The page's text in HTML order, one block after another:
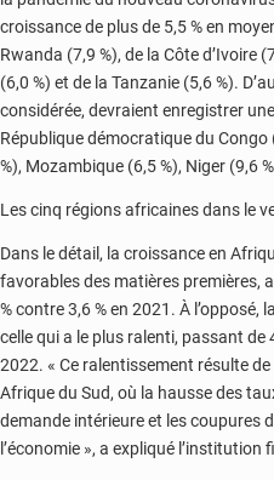
croissance de plus de 5,5 % en
Rwanda (7,9 %), de la Côte d’Ivoire
(6,0 %) et de la Tanzanie (5,6 %).
considérée, devraient enregistrer
République démocratique du Congo
%), Mozambique (6,5 %), Niger (9,6
Les cinq régions africaines dans le
Dans le détail, la croissance en
favorables des matières premières,
% contre 3,6 % en 2021. À l’opposé,
celle qui a le plus ralenti, passant de
2022. « Ce ralentissement résulte
Afrique du Sud, où la hausse des
demande intérieure et les coupures
l’économie », a expliqué l’institution